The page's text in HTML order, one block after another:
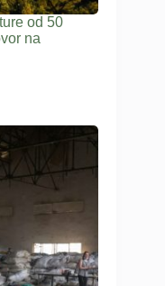
od 50
na